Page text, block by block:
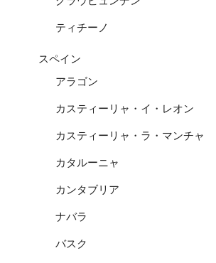
ティチーノ
スペイン
アラゴン
カスティーリャ・イ・レオン
カスティーリャ・ラ・マンチャ
カタルーニャ
カンタブリア
ナバラ
バスク